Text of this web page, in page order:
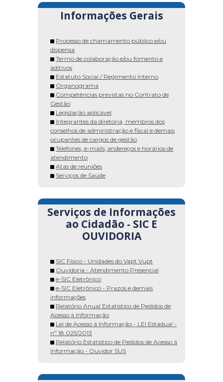
Informações Gerais
Processo de chamamento público e/ou
dispensa
Termo de colaboração e/ou fomento e
aditivos
Estatuto Social / Regimento Interno
Organograma
Competências previstas no Contrato de
Gestão
Legislação aplicável
Integrantes da diretoria, membros dos
conselhos de administração e fiscal e demais
ocupantes de cargos de gestão
Telefones, e-mails, endereços e horários de
atendimento
Atas de reuniões
Serviços de Saúde
Serviços de Informações
ao Cidadão - SIC E
OUVIDORIA
SIC Físico - Unidades do Vapt Vupt
Ouvidoria - Atendimento Presencial
e-SIC Eletrônico
e-SIC Eletrônico - Prazos e demais
informações
Relatório Anual Estatístico de Pedidos de
Acesso à Informação
Lei de Acesso à Informação - LEI Estadual -
nº 18.025/2013
Relatório Estatístico de Pedidos de Acesso à
Informação - Ouvidor SUS